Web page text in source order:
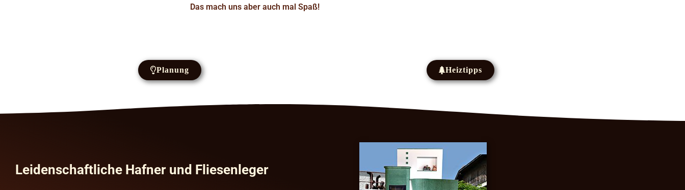
Das mach uns aber auch mal Spaß!
Planung Heiztipps
Leidenschaftliche Hafner und Fliesenleger